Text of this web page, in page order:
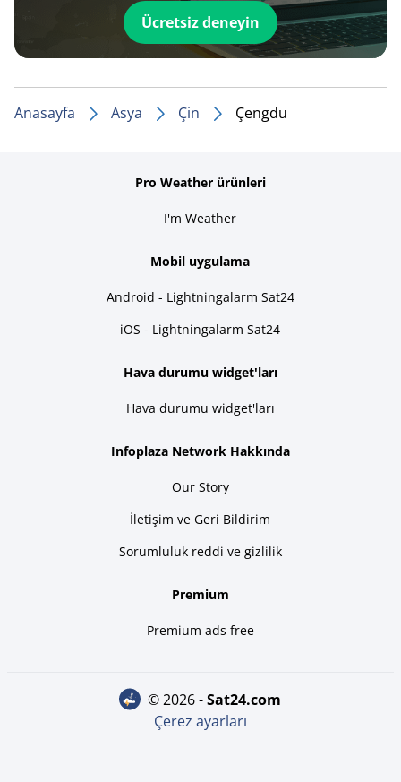
Ücretsiz deneyin
Anasayfa Asya Çin Çengdu
Pro Weather ürünleri
I'm Weather
Mobil uygulama
Android - Lightningalarm Sat24
iOS - Lightningalarm Sat24
Hava durumu widget'ları
Hava durumu widget'ları
Infoplaza Network Hakkında
Our Story
İletişim ve Geri Bildirim
Sorumluluk reddi ve gizlilik
Premium
Premium ads free
© 2026 - sat24.com
Çerez ayarları